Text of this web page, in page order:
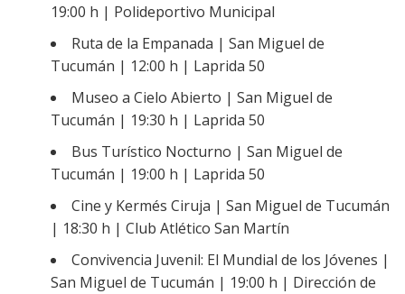
19:00 h | Polideportivo Municipal
Ruta de la Empanada | San Miguel de
Tucumán | 12:00 h | Laprida 50
Museo a Cielo Abierto | San Miguel de
Tucumán | 19:30 h | Laprida 50
Bus Turístico Nocturno | San Miguel de
Tucumán | 19:00 h | Laprida 50
Cine y Kermés Ciruja | San Miguel de Tucumán
| 18:30 h | Club Atlético San Martín
Convivencia Juvenil: El Mundial de los Jóvenes |
San Miguel de Tucumán | 19:00 h | Dirección de